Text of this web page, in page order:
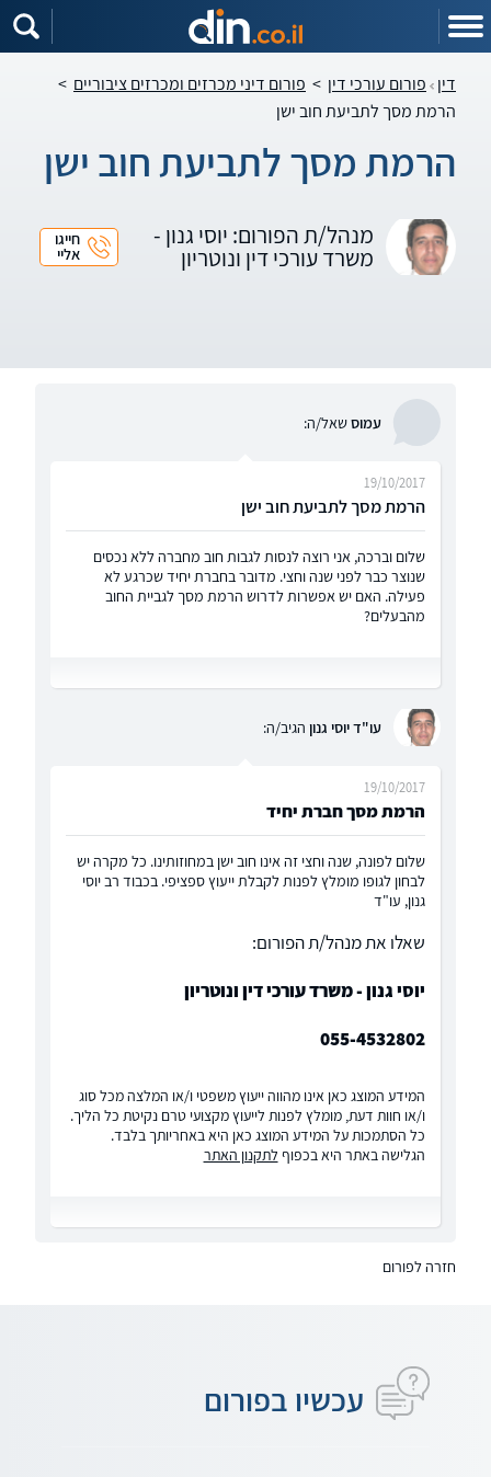
דין פורום עורכי דין > פורום דיני מכרזים ומכרזים ציבוריים >
הרמת מסך לתביעת חוב ישן
הרמת מסך לתביעת חוב ישן
מנהל/ת הפורום: יוסי גנון -
משרד עורכי דין ונוטריון
חייגו
אליי
עמוסשאל/ה:
הרמת מסך לתביעת חוב ישן
19/10/2017
שלום וברכה, אני רוצה לנסות לגבות חוב מחברה ללא נכסים
שנוצר כבר לפני שנה וחצי. מדובר בחברת יחיד שכרגע לא
פעילה. האם יש אפשרות לדרוש הרמת מסך לגביית החוב
מהבעלים?
עו"ד יוסי גנון הגיב/ה:
הרמת מסך חברת יחיד
19/10/2017
שלום לפונה, שנה וחצי זה אינו חוב ישן במחוזותינו. כל מקרה יש
לבחון לגופו מומלץ לפנות לקבלת ייעוץ ספציפי. בכבוד רב יוסי
גנון, עו"ד
שאלו את מנהל/ת הפורום:
יוסי גנון - משרד עורכי דין ונוטריון
055-4532802
המידע המוצג כאן אינו מהווה ייעוץ משפטי ו/או המלצה מכל סוג
ו/או חוות דעת, מומלץ לפנות לייעוץ מקצועי טרם נקיטת כל הליך.
כל הסתמכות על המידע המוצג כאן היא באחריותך בלבד.
הגלישה באתר היא בכפוף לתקנון האתר
חזרה לפורום
עכשיו בפורום